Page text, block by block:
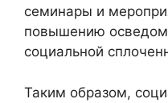
семинары и
повышению
социальной
Таким образом,